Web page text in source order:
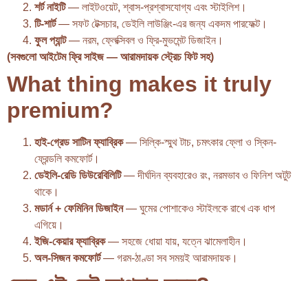
শর্ট নাইটি— লাইটওয়েট, শ্বাস-প্রশ্বাসযোগ্য এবং স্টাইলিশ।
টি-শার্ট— সফট টেক্সচার, ডেইলি লাউঞ্জিং-এর জন্য একদম পারফেক্ট।
ফুল প্যান্ট— নরম, ফ্লেক্সিবল ও ফ্রি-মুভমেন্ট ডিজাইন।
(সবগুলো আইটেম ফ্রি সাইজ — আরামদায়ক স্ট্রেচ ফিট সহ)
What thing makes it truly
premium?
হাই-গ্রেড সাটিন ফ্যাব্রিক— সিল্কি-স্মুথ টাচ, চমৎকার ফ্লো ও স্কিন-
ফ্রেন্ডলি কমফোর্ট।
ডেইলি-রেডি ডিউরেবিলিটি— দীর্ঘদিন ব্যবহারেও রং, নরমভাব ও ফিনিশ অটুট
থাকে।
মডার্ন + ফেমিনিন ডিজাইন— ঘুমের পোশাকেও স্টাইলকে রাখে এক ধাপ
এগিয়ে।
ইজি-কেয়ার ফ্যাব্রিক— সহজে ধোয়া যায়, যত্নে ঝামেলাহীন।
অল-সিজন কমফোর্ট— গরম-ঠাণ্ডা সব সময়ই আরামদায়ক।